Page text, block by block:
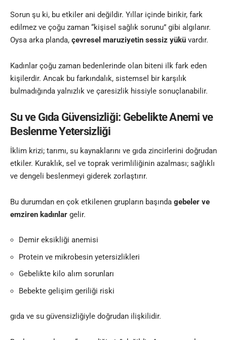
Sorun şu ki, bu etkiler ani değildir. Yıllar içinde birikir, fark
edilmez ve çoğu zaman “kişisel sağlık sorunu” gibi algılanır.
Oysa arka planda, çevresel maruziyetin sessiz yükü vardır.
Kadınlar çoğu zaman bedenlerinde olan biteni ilk fark eden
kişilerdir. Ancak bu farkındalık, sistemsel bir karşılık
bulmadığında yalnızlık ve çaresizlik hissiyle sonuçlanabilir.
Su ve Gıda Güvensizliği: Gebelikte Anemi ve
Beslenme Yetersizliği
İklim krizi; tarımı, su kaynaklarını ve gıda zincirlerini doğrudan
etkiler. Kuraklık, sel ve toprak verimliliğinin azalması; sağlıklı
ve dengeli beslenmeyi giderek zorlaştırır.
Bu durumdan en çok etkilenen grupların başında gebeler ve
emziren kadınlar gelir.
Demir eksikliği anemisi
Protein ve mikrobesin yetersizlikleri
Gebelikte kilo alım sorunları
Bebekte gelişim geriliği riski
gıda ve su güvensizliğiyle doğrudan ilişkilidir.